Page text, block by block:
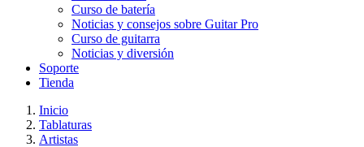
Curso de batería
Noticias y consejos sobre Guitar Pro
Curso de guitarra
Noticias y diversión
Soporte
Tienda
Inicio
Tablaturas
Artistas